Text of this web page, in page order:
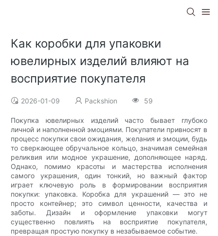
Как коробки для упаковки
ювелирных изделий влияют на
восприятие покупателя
2026-01-09 Packshion 59
Покупка ювелирных изделий часто бывает глубоко
личной и наполненной эмоциями. Покупатели привносят в
процесс покупки свои ожидания, желания и эмоции, будь
то сверкающее обручальное кольцо, значимая семейная
реликвия или модное украшение, дополняющее наряд.
Однако, помимо красоты и мастерства исполнения
самого украшения, один тонкий, но важный фактор
играет ключевую роль в формировании восприятия
покупки: упаковка. Коробка для украшений — это не
просто контейнер; это символ ценности, качества и
заботы. Дизайн и оформление упаковки могут
существенно повлиять на восприятие покупателя,
превращая простую покупку в незабываемое событие.